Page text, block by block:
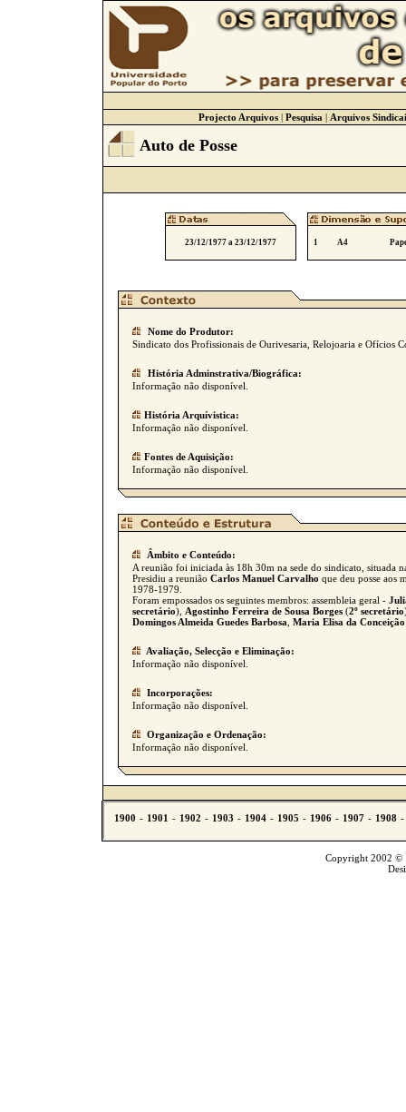
Projecto Arquivos| Pesquisa | Arquivos
Auto de Posse
23/12/1977 a 23/12/1977 1 A4
Nome do Produtor:
Sindicato dos Profissionais de Ourivesaria, Relojoaria e Ofícios
História Adminstrativa/Biográfica:
Informação não disponível.
História Arquívistica:
Informação não disponível.
Fontes de Aquisição:
Informação não disponível.
Âmbito e Conteúdo:
A reunião foi iniciada às 18h 30m na sede do sindicato, situada
Presidiu a reunião Carlos Manuel Carvalho que deu posse aos
1978-1979.
Foram empossados os seguintes membros: assembleia geral -
secretário), Agostinho Ferreira de Sousa Borges (2º secretário
Domingos Almeida Guedes Barbosa Maria Elisa da
Avaliação, Selecção e Eliminação:
Informação não disponível.
Incorporações:
Informação não disponível.
Organização e Ordenação:
Informação não disponível.
Copyright 2002 ©